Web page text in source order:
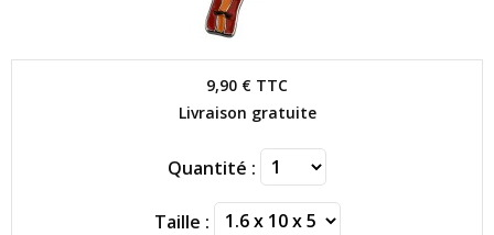
9,90 € TTC
Livraison gratuite
Quantité :
Taille :